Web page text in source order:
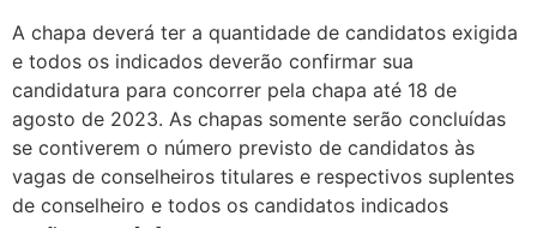
A chapa deverá ter a quantidade de candidatos exigida
e todos os indicados deverão confirmar sua
candidatura para concorrer pela chapa até 18 de
agosto de 2023. As chapas somente serão concluídas
se contiverem o número previsto de candidatos às
vagas de conselheiros titulares e respectivos suplentes
de conselheiro e todos os candidatos indicados